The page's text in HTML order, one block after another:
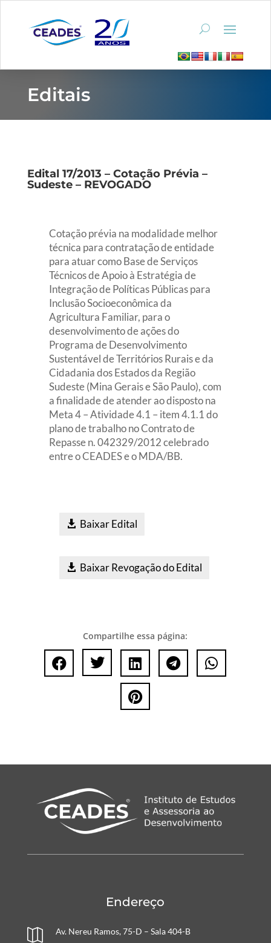
Editais
Edital 17/2013 – Cotação Prévia –
Sudeste – REVOGADO
Cotação prévia na modalidade melhor
técnica para contratação de entidade
para atuar como Base de Serviços
Técnicos de Apoio à Estratégia de
Integração de Políticas Públicas para
Inclusão Socioeconômica da
Agricultura Familiar, para o
desenvolvimento de ações do
Programa de Desenvolvimento
Sustentável de Territórios Rurais e da
Cidadania dos Estados da Região
Sudeste (Mina Gerais e São Paulo), com
a finalidade de atender ao disposto na
Meta 4 – Atividade 4.1 – item 4.1.1 do
plano de trabalho no Contrato de
Repasse n. 042329/2012 celebrado
entre o CEADES e o MDA/BB.
Baixar Edital
Baixar Revogação do Edital
Compartilhe essa página:
    

Endereço

Av. Nereu Ramos, 75-D – Sala 404-B